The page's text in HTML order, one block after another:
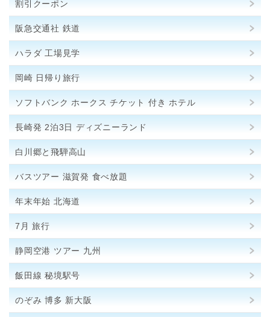
割引クーポン
阪急交通社 鉄道
ハラダ 工場見学
岡崎 日帰り旅行
ソフトバンク ホークス チケット 付き ホテル
長崎発 2泊3日 ディズニーランド
白川郷と飛騨高山
バスツアー 滋賀発 食べ放題
年末年始 北海道
7月 旅行
静岡空港 ツアー 九州
飯田線 秘境駅号
のぞみ 博多 新大阪